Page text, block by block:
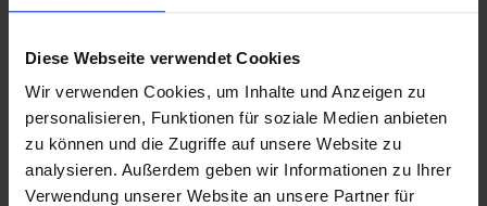
Diese Webseite verwendet Cookies
Wir verwenden Cookies, um Inhalte und Anzeigen zu
personalisieren, Funktionen für soziale Medien anbieten
zu können und die Zugriffe auf unsere Website zu
analysieren. Außerdem geben wir Informationen zu Ihrer
Verwendung unserer Website an unsere Partner für
Verkaufsberater – Festanstellung (m/w/d)